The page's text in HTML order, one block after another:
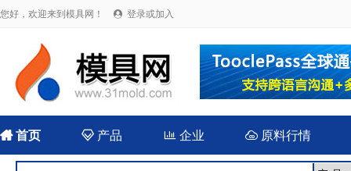
您好，欢迎来到模具网！  登录或加入
首页  产品 企业 原料行情